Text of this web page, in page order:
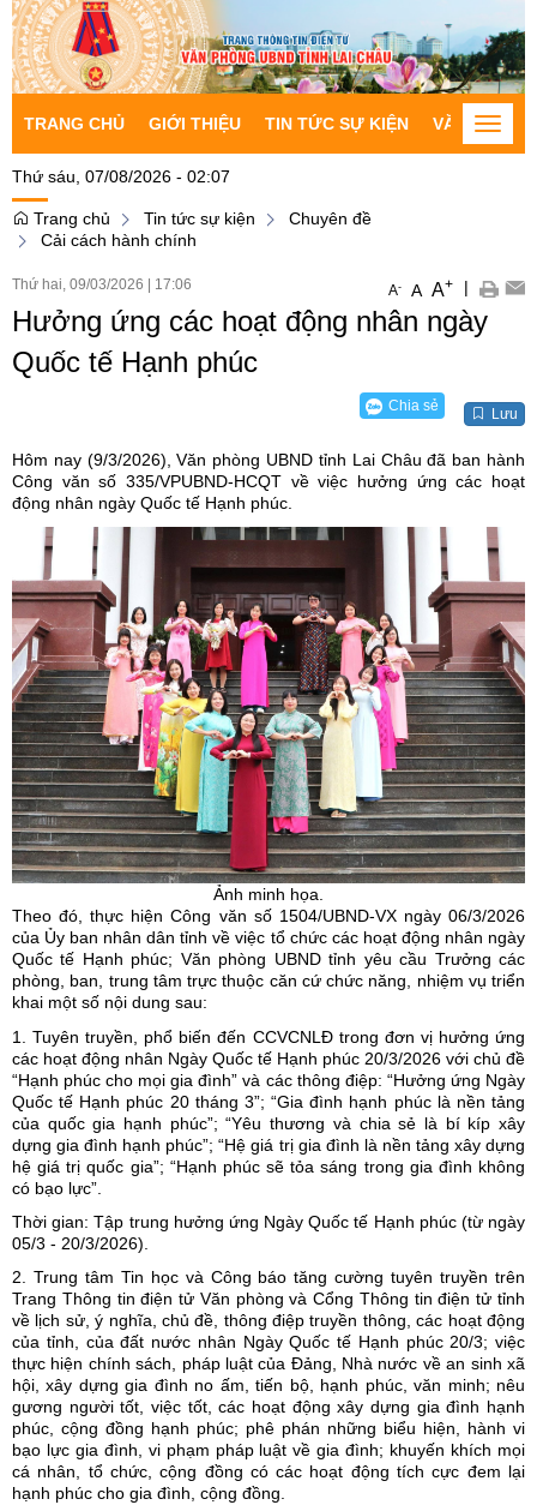
TRANG CHỦ GIỚI THIỆU TIN TỨC SỰ KIỆN VĂN BẢNToggle
Thứ sáu, 07/08/2026 - 02:07
Trang chủ Tin tức sự kiện
Chuyên đề
Cải cách hành chính
Thứ hai, 09/03/2026 17:06 A- A A+ |
Hưởng ứng các hoạt động nhân ngày
Quốc tế Hạnh phúc
Chia sẻ Lưu
Hôm nay (9/3/2026), Văn phòng UBND tỉnh Lai Châu đã ban hành
Công văn số 335/VPUBND-HCQT về việc hưởng ứng các hoạt
động nhân ngày Quốc tế Hạnh phúc.
Ảnh minh họa.
Theo đó, thực hiện Công văn số 1504/UBND-VX ngày 06/3/2026
của Ủy ban nhân dân tỉnh về việc tổ chức các hoạt động nhân ngày
Quốc tế Hạnh phúc; Văn phòng UBND tỉnh yêu cầu Trưởng các
phòng, ban, trung tâm trực thuộc căn cứ chức năng, nhiệm vụ triển
khai một số nội dung sau:
1. Tuyên truyền, phổ biến đến CCVCNLĐ trong đơn vị hưởng ứng
các hoạt động nhân Ngày Quốc tế Hạnh phúc 20/3/2026 với chủ đề
“Hạnh phúc cho mọi gia đình” và các thông điệp: “Hưởng ứng Ngày
Quốc tế Hạnh phúc 20 tháng 3”; “Gia đình hạnh phúc là nền tảng
của quốc gia hạnh phúc”; “Yêu thương và chia sẻ là bí kíp xây
dựng gia đình hạnh phúc”; “Hệ giá trị gia đình là nền tảng xây dựng
hệ giá trị quốc gia”; “Hạnh phúc sẽ tỏa sáng trong gia đình không
có bạo lực”.
Thời gian: Tập trung hưởng ứng Ngày Quốc tế Hạnh phúc (từ ngày
05/3 - 20/3/2026).
2. Trung tâm Tin học và Công báo tăng cường tuyên truyền trên
Trang Thông tin điện tử Văn phòng và Cổng Thông tin điện tử tỉnh
về lịch sử, ý nghĩa, chủ đề, thông điệp truyền thông, các hoạt động
của tỉnh, của đất nước nhân Ngày Quốc tế Hạnh phúc 20/3; việc
thực hiện chính sách, pháp luật của Đảng, Nhà nước về an sinh xã
hội, xây dựng gia đình no ấm, tiến bộ, hạnh phúc, văn minh; nêu
gương người tốt, việc tốt, các hoạt động xây dựng gia đình hạnh
phúc, cộng đồng hạnh phúc; phê phán những biểu hiện, hành vi
bạo lực gia đình, vi phạm pháp luật về gia đình; khuyến khích mọi
cá nhân, tổ chức, cộng đồng có các hoạt động tích cực đem lại
hạnh phúc cho gia đình, cộng đồng.